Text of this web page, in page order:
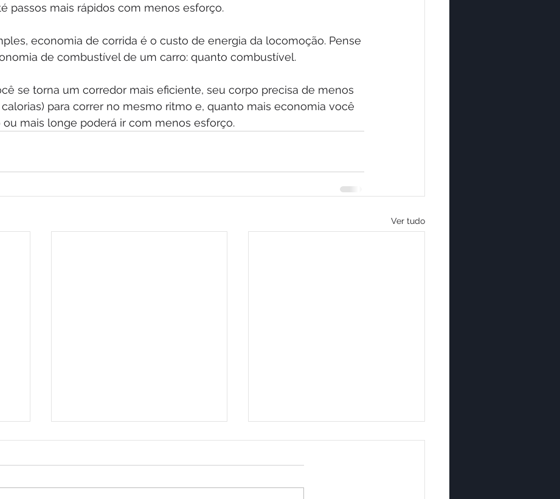
passos mais rápidos com menos esforço.
economia de corrida é o custo de energia da locomoção. Pense
de combustível de um carro: quanto combustível.
se torna um corredor mais eficiente, seu corpo precisa de menos
para correr no mesmo ritmo e, quanto mais economia você
ou mais longe poderá ir com menos esforço.
Ver tudo